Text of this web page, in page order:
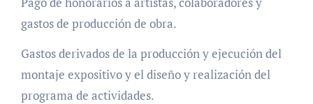
gastos de producción de obra.
Gastos derivados de la producción y ejecución del
montaje expositivo y el diseño y realización del
programa de actividades.